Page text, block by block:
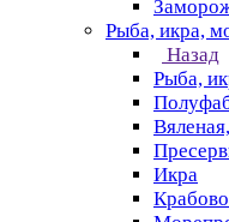
Рыба, икра,
Назад
Рыба,
Икра